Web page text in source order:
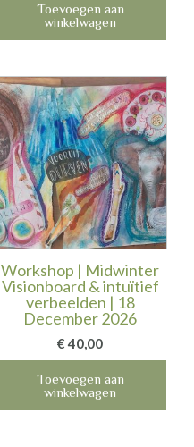
Toevoegen aan
winkelwagen
Workshop | Midwinter
Visionboard & intuïtief
verbeelden | 18
December 2026
€40,00
Toevoegen aan
winkelwagen